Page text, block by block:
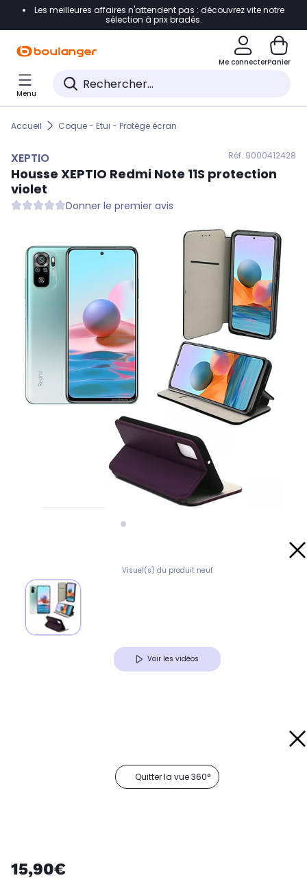
Accéder directement à la navigation
Accéder directement au pied de page
Accéder directement au chatbot
Les meilleures affaires n'attendent pas : découvrez vite notre
sélection à prix bradés.
Me connecterPanier
Menu
Accueil Coque - Etui - Protège écran
XEPTIO Réf. 9000412428
Housse XEPTIO Redmi Note 11S protection
violet
Donner le premier avis
Visuel(s) du produit neuf
Voir les vidéos
Quitter la vue 360°
15,90€